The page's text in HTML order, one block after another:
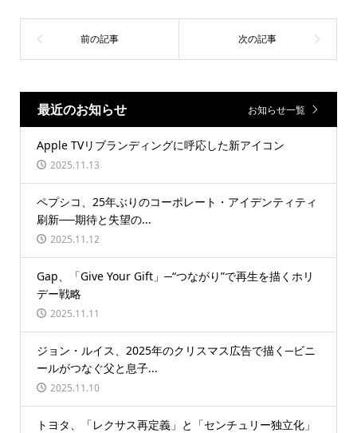
最近のお知らせ お知らせ一覧
Apple TVリブランディングに呼応した新アイコン
2025.11.13
ペプシコ、25年ぶりのコーポレート・アイデンティティ
刷新──期待と失望の...
2025.11.12
Gap、「Give Your Gift」─“つながり”で再生を描くホリ
デー戦略
2025.11.11
ジョン・ルイス、2025年のクリスマス広告で描く─ビニ
ールがつなぐ父と息子...
2025.11.10
トヨタ、「レクサス再定義」と「センチュリー独立化」